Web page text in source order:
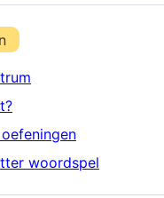
woordspel